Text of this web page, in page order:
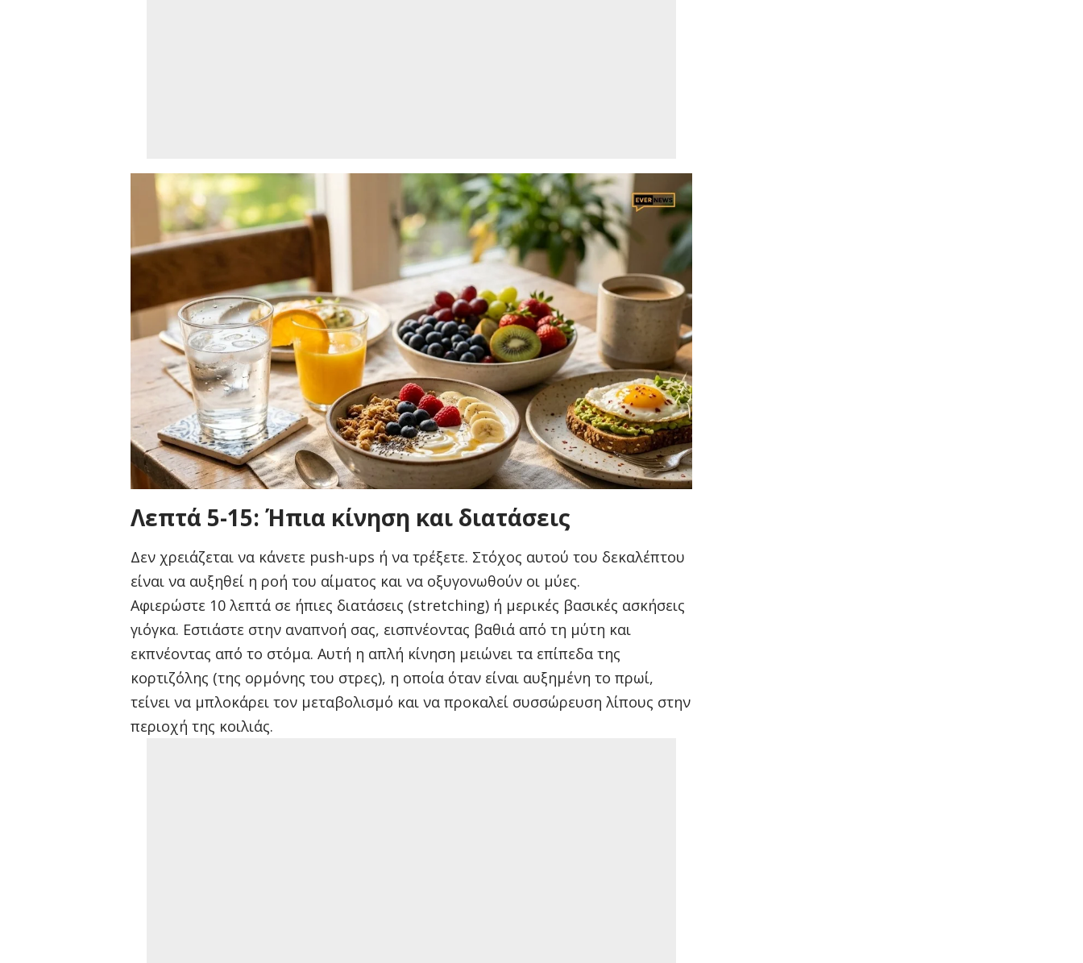
Λεπτά 5-15: Ήπια κίνηση και διατάσεις
Δεν χρειάζεται να κάνετε push-ups ή να τρέξετε. Στόχος αυτού του δεκαλέπτου
είναι να αυξηθεί η ροή του αίματος και να οξυγονωθούν οι μύες.
Αφιερώστε 10 λεπτά σε ήπιες διατάσεις (stretching) ή μερικές βασικές ασκήσεις
γιόγκα. Εστιάστε στην αναπνοή σας, εισπνέοντας βαθιά από τη μύτη και
εκπνέοντας από το στόμα. Αυτή η απλή κίνηση μειώνει τα επίπεδα της
κορτιζόλης (της ορμόνης του στρες), η οποία όταν είναι αυξημένη το πρωί,
τείνει να μπλοκάρει τον μεταβολισμό και να προκαλεί συσσώρευση λίπους στην
περιοχή της κοιλιάς.